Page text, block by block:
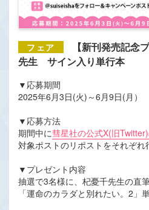
【新刊発売記念
先生 サイン入り単行本
▼応募期間
2025年6月3日(火)～6月9日(月）
▼応募方法
期間中に彗星社の公式X(旧
対象ポストのリポストをそれぞれ
▼プレゼント内容
抽選で3名様に、杞憂千先生の直
「運命のカラダと別れたい。2」